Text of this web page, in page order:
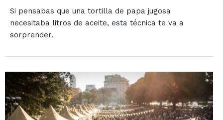
Si pensabas que una tortilla de papa jugosa
necesitaba litros de aceite, esta técnica te va a
sorprender.